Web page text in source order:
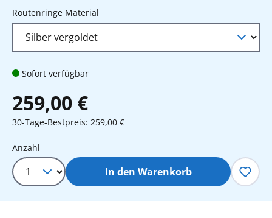
Routenringe Material
Sofort verfügbar
259,00 €
30-Tage-Bestpreis: 259,00 €
Produkt Anzahl: Gib den
Anzahl
In den Warenkorb